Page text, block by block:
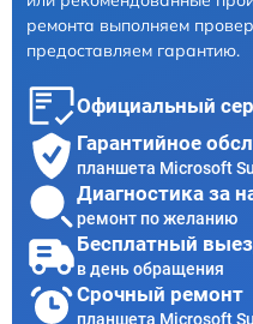
ремонта выполняем
предоставляем гарантию.
Официальный
Гарантийное
планшета Microsoft
Диагностика за
ремонт по желанию
Бесплатный
в день обращения
Срочный ремонт
планшета Microsoft